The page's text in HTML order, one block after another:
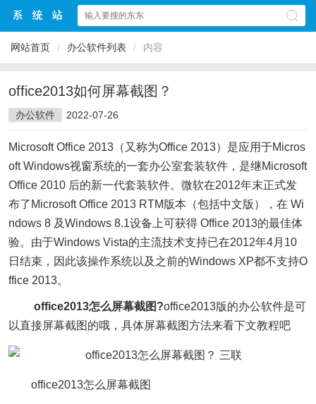
网站首页 / 办公软件列表 / 内容
office2013如何屏幕截图？
办公软件 2022-07-26
Microsoft Office 2013（又称为Office 2013）是应用于Micros
oft Windows视窗系统的一套办公室套装软件，是继Microsoft
Office 2010 后的新一代套装软件。微软在2012年末正式发
布了Microsoft Office 2013 RTM版本（包括中文版），在 Wi
ndows 8 及Windows 8.1设备上可获得 Office 2013的最佳体
验。由于Windows Vista的主流技术支持已在2012年4月10
日结束，因此该操作系统以及之前的Windows XP都不支持O
ffice 2013。
office2013怎么屏幕截图?office2013版的办公软件是可
以直接屏幕截图的哦，具体屏幕截图方法来看下文教程吧
office2013怎么屏幕截图